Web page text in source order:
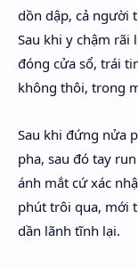
dồn dập, cả người
Sau khi y chậm rãi
đóng cửa sổ, trái
không thôi, trong
Sau khi đứng nửa
pha, sau đó tay
ánh mắt cứ xác
phút trôi qua, mới
dần lãnh tĩnh lại.